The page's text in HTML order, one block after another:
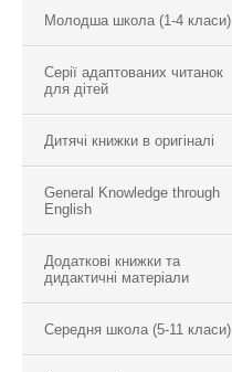
Молодша школа (1-4 класи)
Серії адаптованих читанок
для дітей
Дитячі книжки в оригіналі
General Knowledge through
English
Додаткові книжки та
дидактичні матеріали
Середня школа (5-11 класи)